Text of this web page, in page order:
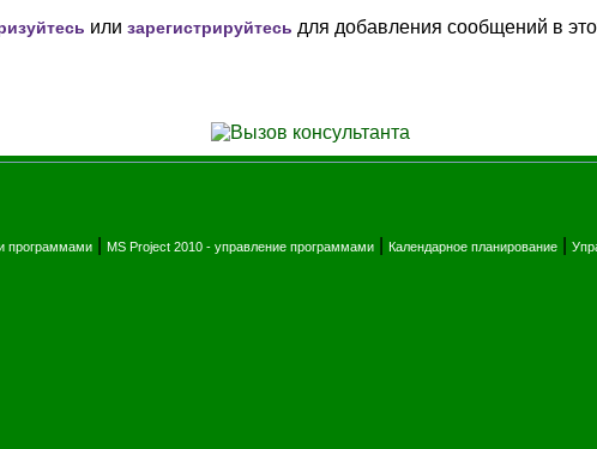
или зарегистрируйтесь для добавления сообщений в
программами MS Project 2010 - управление программами Календарное планирование